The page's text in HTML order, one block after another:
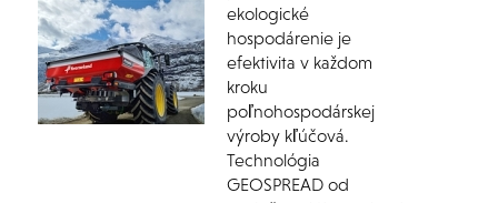
ekologické
hospodárenie je
efektivita v každom
kroku
poľnohospodárskej
výroby kľúčová.
Technológia
GEOSPREAD od